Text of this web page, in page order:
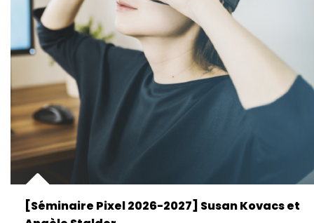
[Séminaire Pixel 2026-2027] Susan Kovacs et